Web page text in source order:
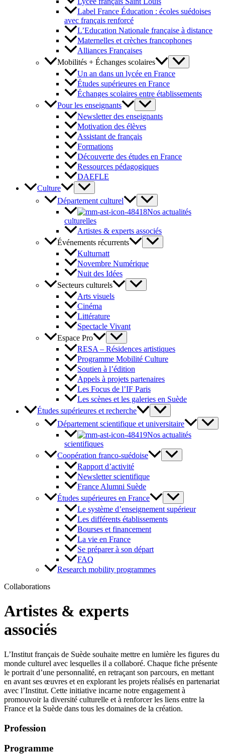
Label France Éducation : écoles suédoises
avec français renforcé
L’Education Nationale française à distance
Maternelles et crèches francophones
Alliances Françaises
Mobilités + Échanges scolaires
Un an dans un lycée en France
Études supérieures en France
Échanges scolaires entre établissements
Pour les enseignants
Newsletter des enseignants
Motivation des élèves
Assistant de français
Formations
Découverte des études en France
Ressources pédagogiques
DAEFLE
Culture
Département culturel
Nos actualités
culturelles
Artistes & experts associés
Événements récurrents
Kulturnatt
Novembre Numérique
Nuit des Idées
Secteurs culturels
Arts visuels
Cinéma
Littérature
Spectacle Vivant
Espace Pro
RESA – Résidences artistiques
Programme Mobilité Culture
Soutien à l’édition
Appels à projets partenaires
Les Focus de l’IF Paris
Les scènes et les galeries en Suède
Études supérieures et recherche
Département scientifique et universitaire
Nos actualités
scientifiques
Coopération franco-suédoise
Rapport d’activité
Newsletter scientifique
France Alumni Suède
Études supérieures en France
Le système d’enseignement supérieur
Les différents établissements
Bourses et financement
La vie en France
Se préparer à son départ
FAQ
Research mobility programmes
Collaborations
Artistes & experts
associés
L’Institut français de Suède souhaite mettre en lumière les figures du
monde culturel avec lesquelles il a collaboré. Chaque fiche présente
le portrait d’une personnalité, en retraçant son parcours, en mettant
en avant ses œuvres et en explorant les projets réalisés en partenariat
avec l’Institut. Cette initiative incarne notre engagement à
promouvoir la diversité culturelle et à renforcer les liens entre la
France et la Suède dans tous les domaines de la création.
Profession
Programme